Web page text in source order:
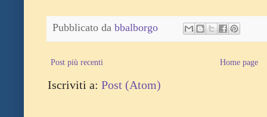
Pubblicato da bbalborgo
Post più recenti Home page
Iscriviti a: Post (Atom)